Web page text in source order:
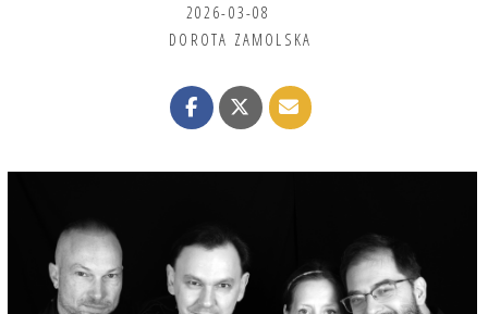
2026-03-08
DOROTA ZAMOLSKA